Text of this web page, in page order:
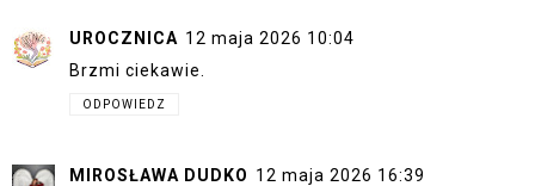
UROCZNICA 12 maja 2026 10:04
Brzmi ciekawie.
ODPOWIEDZ
MIROSŁAWA DUDKO 12 maja 2026 16:39